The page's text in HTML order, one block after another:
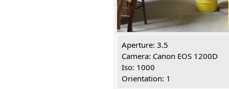
Aperture: 3.5
Camera: Canon EOS 1200D
Iso: 1000
Orientation: 1